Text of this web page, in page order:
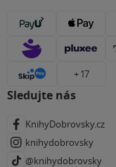
+ 17
Sledujte nás
KnihyDobrovsky.cz
knihydobrovsky
@knihydobrovsky